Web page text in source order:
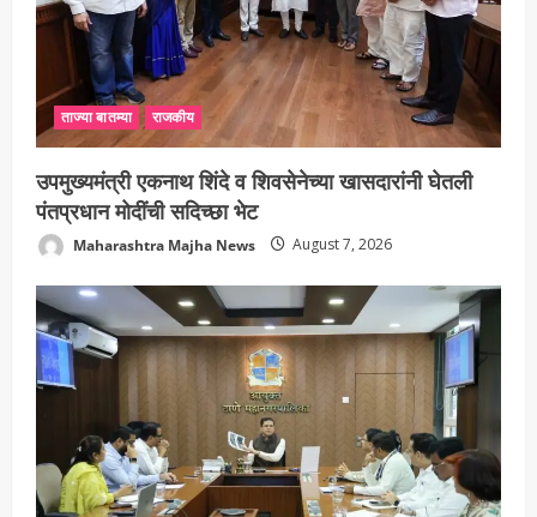
ताज्या बातम्या राजकीय
उपमुख्यमंत्री एकनाथ शिंदे व शिवसेनेच्या खासदारांनी घेतली
पंतप्रधान मोदींची सदिच्छा भेट
Maharashtra Majha News August 7, 2026